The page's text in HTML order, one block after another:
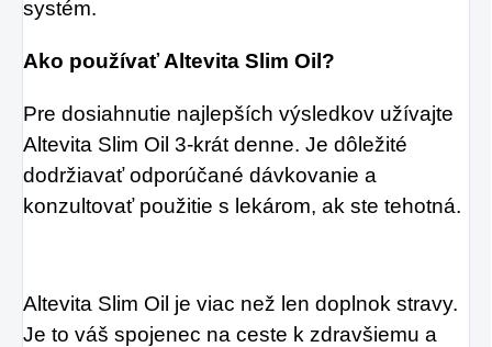
systém.
Ako používať Altevita Slim Oil?
Pre dosiahnutie najlepších výsledkov užívajte
Altevita Slim Oil 3-krát denne. Je dôležité
dodržiavať odporúčané dávkovanie a
konzultovať použitie s lekárom, ak ste tehotná.
Altevita Slim Oil je viac než len doplnok stravy.
Je to váš spojenec na ceste k zdravšiemu a